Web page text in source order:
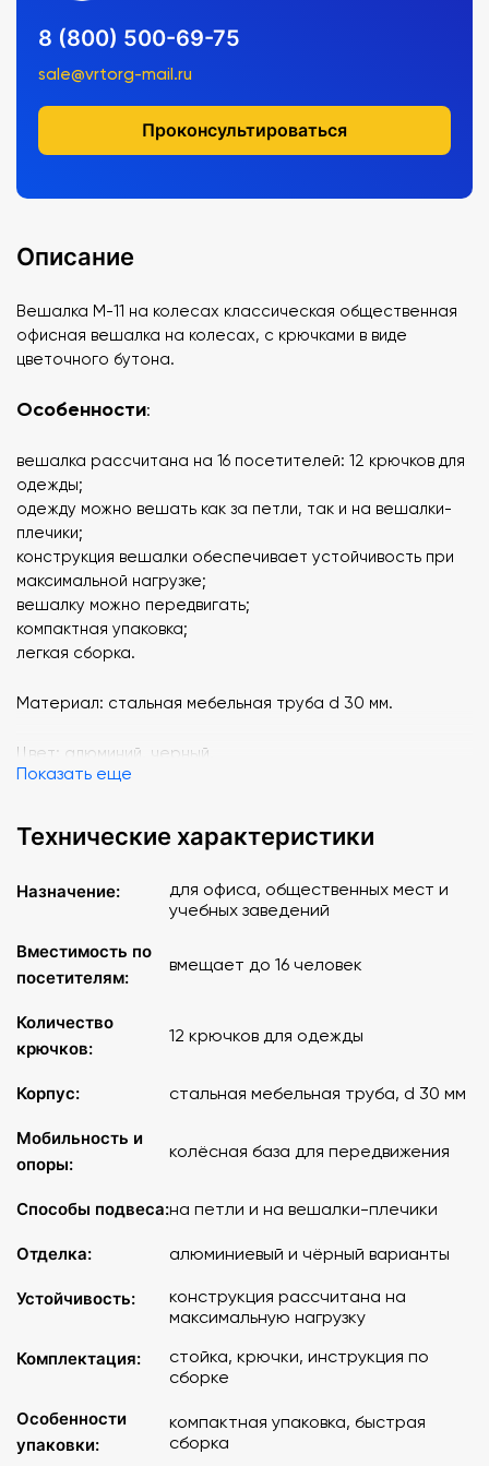
8 (800) 500-69-75
sale@vrtorg-mail.ru
Проконсультироваться
Описание
Вешалка М-11 на колесах классическая общественная
офисная вешалка на колесах, с крючками в виде
цветочного бутона.
Особенности:
вешалка рассчитана на 16 посетителей: 12 крючков для
одежды;
одежду можно вешать как за петли, так и на вешалки-
плечики;
конструкция вешалки обеспечивает устойчивость при
максимальной нагрузке;
вешалку можно передвигать;
компактная упаковка;
легкая сборка.
Материал: стальная мебельная труба d 30 мм.
Цвет: алюминий, черный.
Показать еще
Технические характеристики
Назначение:
для офиса, общественных мест и
учебных заведений
Вместимость по
посетителям:
вмещает до 16 человек
Количество
крючков:
12 крючков для одежды
Корпус: стальная мебельная труба, d 30 мм
Мобильность и
опоры:
колёсная база для передвижения
Способы подвеса:на петли и на вешалки-плечики
Отделка: алюминиевый и чёрный варианты
Устойчивость:
конструкция рассчитана на
максимальную нагрузку
Комплектация:
стойка, крючки, инструкция по
сборке
Особенности
упаковки:
компактная упаковка, быстрая
сборка